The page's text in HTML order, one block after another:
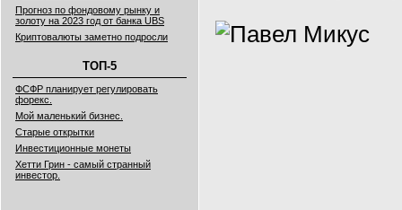
Прогноз по фондовому рынку и
золоту на 2023 год от банка UBS
Криптовалюты заметно подросли
ТОП-5
ФСФР планирует регулировать
форекс.
Мой маленький бизнес.
Старые открытки
Инвестиционные монеты
Хетти Грин - самый странный
инвестор.